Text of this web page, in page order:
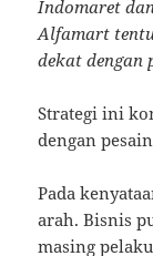
Indomaret
Alfamart
dekat dengan
Strategi ini
dengan
Pada
arah. Bisnis
masing